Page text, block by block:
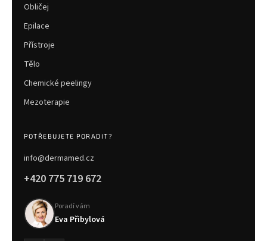
Obličej
Epilace
Přístroje
Tělo
Chemické peelingy
Mezoterapie
POTŘEBUJETE PORADIT?
info@dermamed.cz
+420 775 719 672
Poradí vám
Eva Přibylová